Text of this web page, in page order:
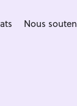
Nous